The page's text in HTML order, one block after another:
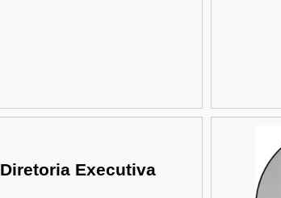
Diretoria Executiva